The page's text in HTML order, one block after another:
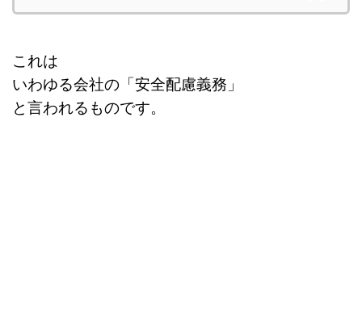
これは
いわゆる会社の「安全配慮義務」
と言われるものです。